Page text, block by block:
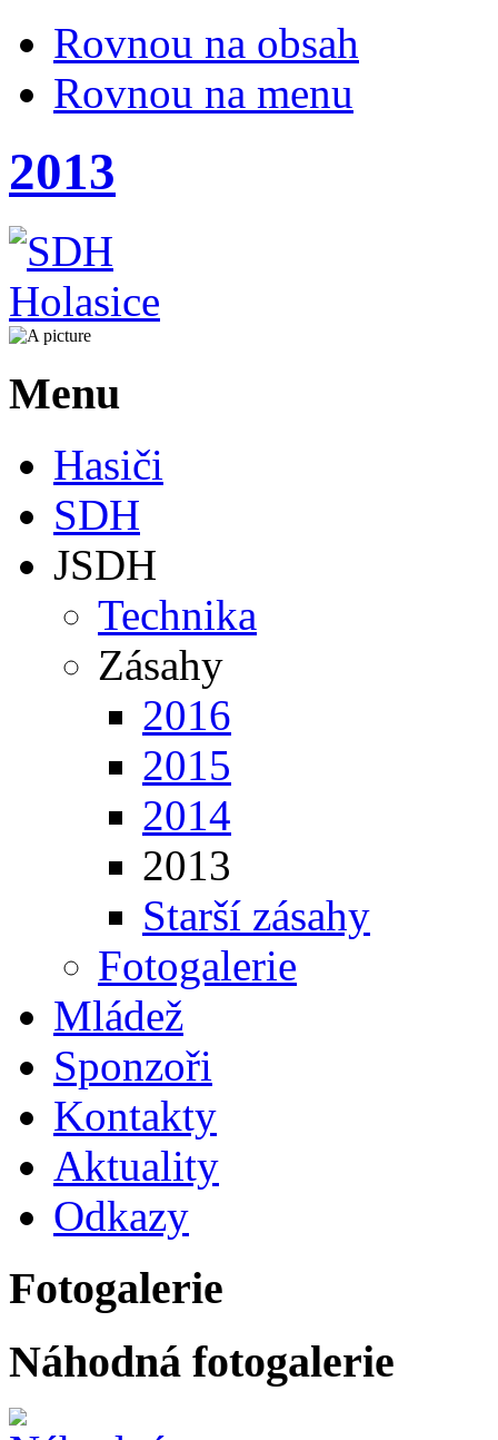
Rovnou na obsah
Rovnou na menu
2013
Menu
Hasiči
SDH
JSDH
Technika
Zásahy
2016
2015
2014
2013
Starší zásahy
Fotogalerie
Mládež
Sponzoři
Kontakty
Aktuality
Odkazy
Fotogalerie
Náhodná fotogalerie